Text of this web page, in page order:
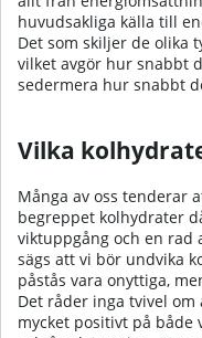
huvudsakliga källa till
Det som skiljer de olika
vilket avgör hur snabbt
sedermera hur snabbt
Vilka
Många av oss tenderar
begreppet kolhydrater
viktuppgång och en rad
sägs att vi bör undvika
påstås vara onyttiga,
Det råder inga tvivel
mycket positivt på både